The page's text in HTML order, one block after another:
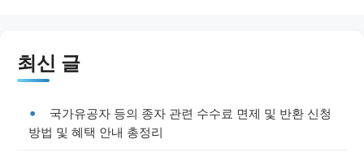
최신 글
국가유공자 등의 종자 관련 수수료 면제 및 반환 신청
방법 및 혜택 안내 총정리